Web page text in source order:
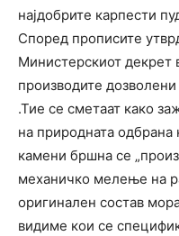
најдобрите карпести
Според прописите
Министерскиот декрет
производите
.Тие се сметаат како
на природната одбрана
камени бршна се
механичко мелење на
оригинален состав
видиме кои се